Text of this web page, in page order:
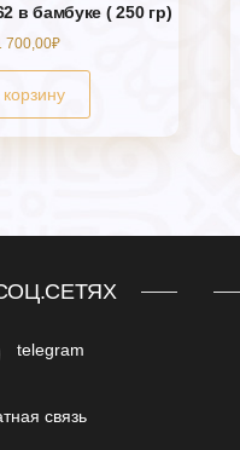
в бамбуке ( 250 гр)
700,00₽
telegram
связь